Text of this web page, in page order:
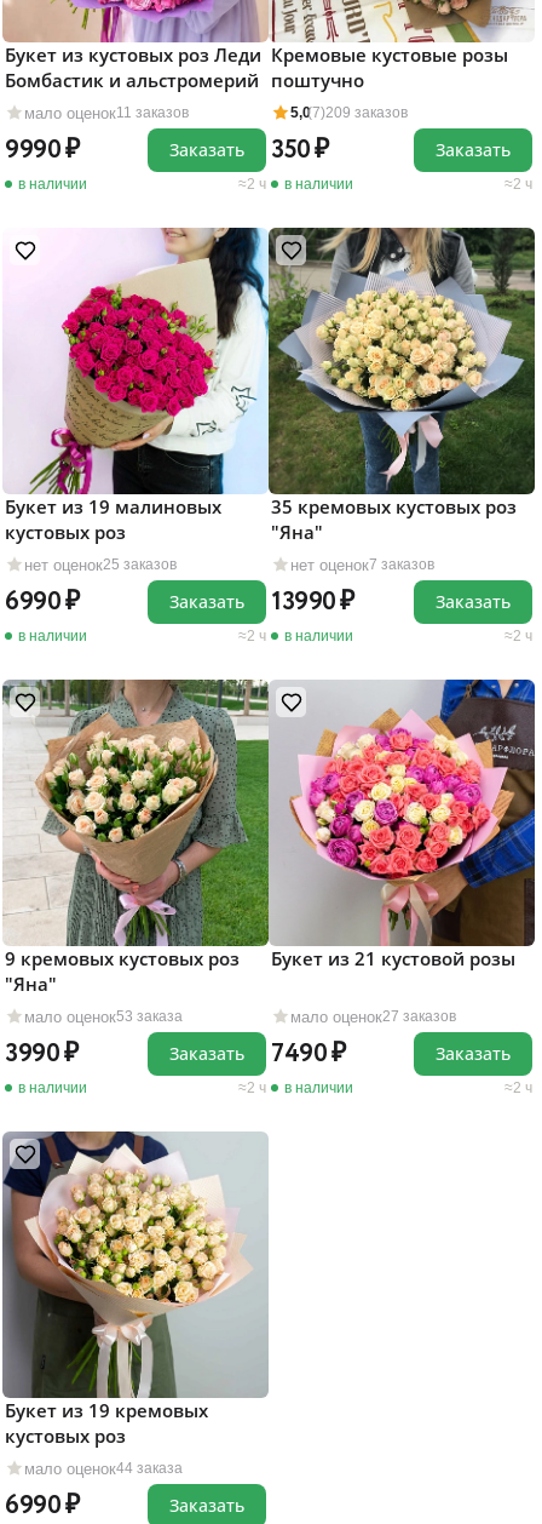
мало оценок11 заказов
Букет из кустовых роз Леди
Бомбастик и альстромерий
9990
в наличии 2 ч
Заказать
5,0(7)209 заказов
Кремовые кустовые розы
поштучно
350
в наличии 2 ч
Заказать
нет оценок25 заказов
Букет из 19 малиновых
кустовых роз
6990
в наличии 2 ч
Заказать
нет оценок7 заказов
35 кремовых кустовых роз
"Яна"
13990
в наличии 2 ч
Заказать
мало оценок53 заказа
9 кремовых кустовых роз
"Яна"
3990
в наличии 2 ч
Заказать
мало оценок27 заказов
Букет из 21 кустовой розы
7490
в наличии 2 ч
Заказать
мало оценок44 заказа
Букет из 19 кремовых
кустовых роз
6990 Заказать